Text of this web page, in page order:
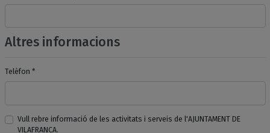
Altres informacions
Telèfon *
Vull rebre informació de les activitats i serveis de l'AJUNTAMENT DE
VILAFRANCA.